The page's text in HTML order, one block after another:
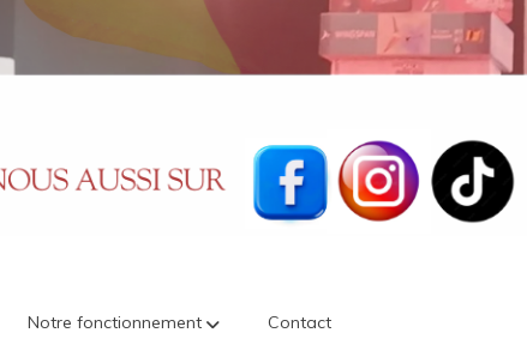
Notre fonctionnement Contact